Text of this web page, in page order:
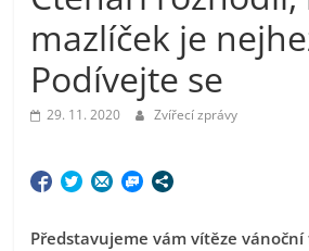
mazlíček je
Podívejte se
29. 11. 2020 Zvířecí zprávy
Představujeme vám vítěze